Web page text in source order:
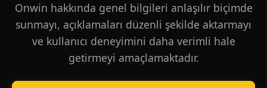
Onwin hakkında genel bilgileri anlaşılır biçimde
sunmayı, açıklamaları düzenli şekilde aktarmayı
ve kullanıcı deneyimini daha verimli hale
getirmeyi amaçlamaktadır.